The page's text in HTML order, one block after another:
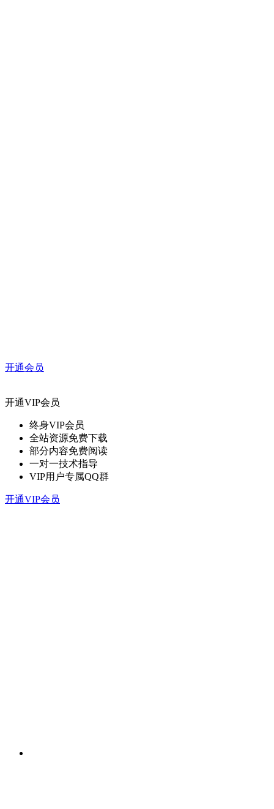
开通会员
开通VIP会员
终身VIP会员
全站资源免费下载
部分内容免费阅读
一对一技术指导
VIP用户专属QQ群
开通VIP会员